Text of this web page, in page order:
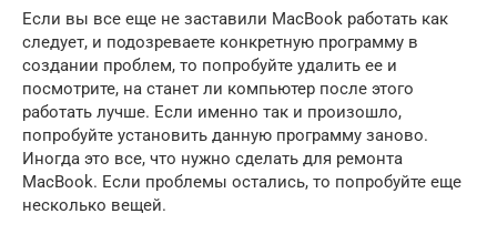
Если вы все еще не заставили MacBook работать как
следует, и подозреваете конкретную программу в
создании проблем, то попробуйте удалить ее и
посмотрите, на станет ли компьютер после этого
работать лучше. Если именно так и произошло,
попробуйте установить данную программу заново.
Иногда это все, что нужно сделать для ремонта
MacBook. Если проблемы остались, то попробуйте еще
несколько вещей.